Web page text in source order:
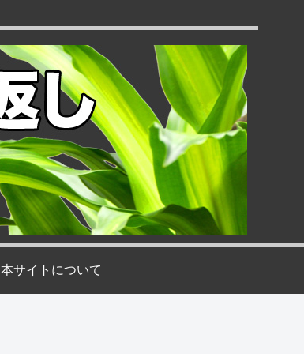
本サイトについて